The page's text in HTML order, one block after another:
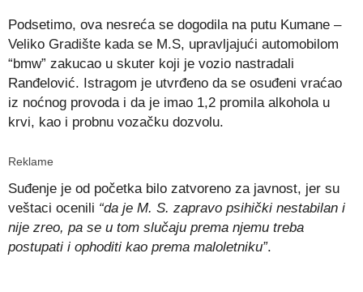
Podsetimo, ova nesreća se dogodila na putu Kumane –
Veliko Gradište kada se M.S, upravljajući automobilom
“bmw” zakucao u skuter koji je vozio nastradali
Ranđelović. Istragom je utvrđeno da se osuđeni vraćao
iz noćnog provoda i da je imao 1,2 promila alkohola u
krvi, kao i probnu vozačku dozvolu.
Reklame
Suđenje je od početka bilo zatvoreno za javnost, jer su
veštaci ocenili “da je M. S. zapravo psihički nestabilan i
nije zreo, pa se u tom slučaju prema njemu treba
postupati i ophoditi kao prema maloletniku”.